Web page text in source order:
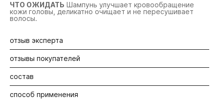
ЧТО ОЖИДАТЬ Шампунь улучшает кровообращение
кожи головы, деликатно очищает и не пересушивает
волосы.
отзыв эксперта
Шампунь деликатно очищает даже самые хрупкие и
поврежденные волосы, подготавливая их к дальнейшему
применению средств по уходу за волосами из линии
дополнительный блеск и сияние сухим и тусклым
волосам. Рекомендую использовать всю линию Gold Lust
отзывы покупателей
Будьте первыми! Оставьте отзыв об этом продукте
состав
способ применения